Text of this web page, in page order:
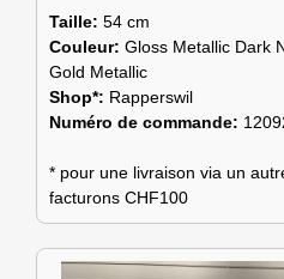
Taille: 54 cm
Couleur: Gloss Metallic Dark
Gold Metallic
Shop*: Rapperswil
Numéro de commande:
* pour une livraison via un
facturons CHF100